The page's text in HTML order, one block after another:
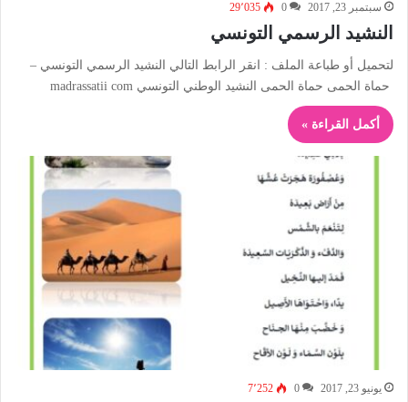
سبتمبر 23, 2017 0 29٬035
النشيد الرسمي التونسي
لتحميل أو طباعة الملف : انقر الرابط التالي النشيد الرسمي التونسي –
حماة الحمى حماة الحمى النشيد الوطني التونسي madrassatii com
أكمل القراءة »
يونيو 23, 2017 0 7٬252